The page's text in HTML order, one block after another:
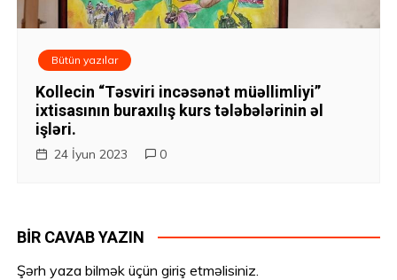
Bütün yazılar
Kollecin “Təsviri incəsənət müəllimliyi”
ixtisasının buraxılış kurs tələbələrinin əl
işləri.
24 İyun 2023 0
BIR CAVAB YAZIN
Şərh yaza bilmək üçüngiriş etməlisiniz